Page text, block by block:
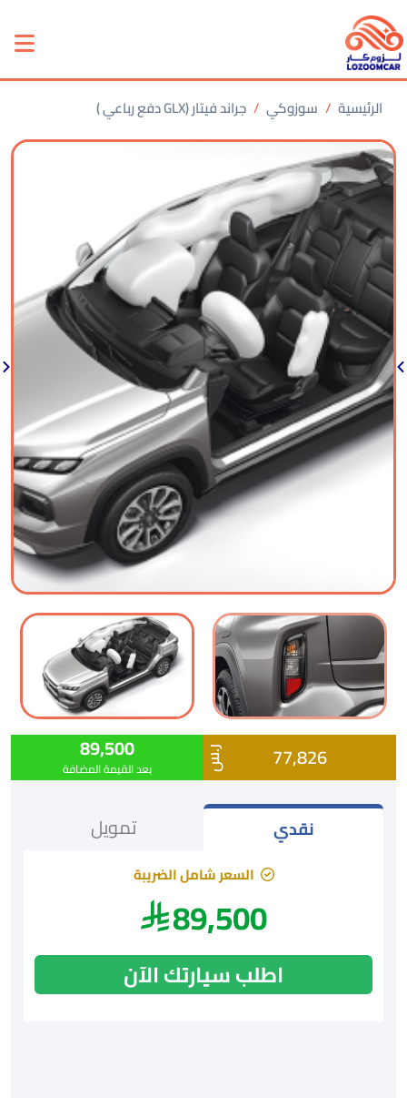
الرئيسية سوزوكي جراند فيتار (GLX دفع رباعي )
77,826 ر.س 89,500
بعد القيمة المضافة
نقدي تمويل
السعر شامل الضريبة
89,500
اطلب سيارتك الآن